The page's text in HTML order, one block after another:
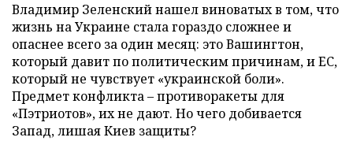
Владимир Зеленский нашел виноватых в том, что
жизнь на Украине стала гораздо сложнее и
опаснее всего за один месяц: это Вашингтон,
который давит по политическим причинам, и ЕС,
который не чувствует «украинской боли».
Предмет конфликта – противоракеты для
«Пэтриотов», их не дают. Но чего добивается
Запад, лишая Киев защиты?